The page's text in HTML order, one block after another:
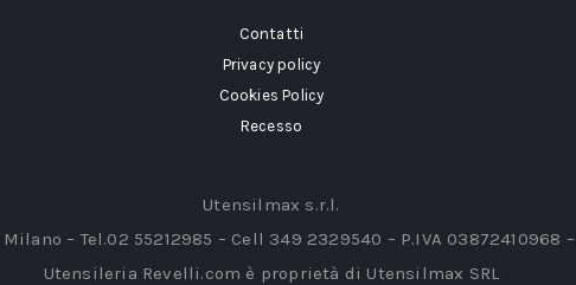
Contatti
Privacy policy
Cookies Policy
Recesso
Utensilmax s.r.l.
– Tel.02 55212985 – Cell 349 2329540 – P.IVA 03872410968 –
Utensileria Revelli.com è proprietà di Utensilmax SRL